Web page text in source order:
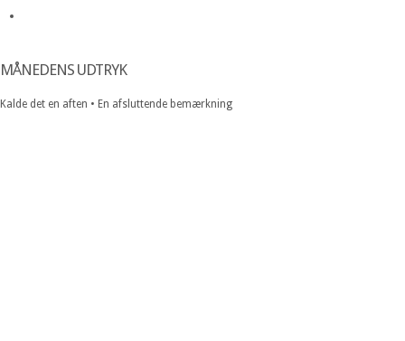
MÅNEDENS UDTRYK
Kalde det en aften • En afsluttende bemærkning